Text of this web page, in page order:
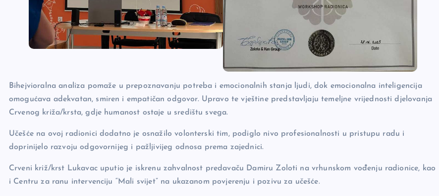
Bihejvioralna analiza pomaže u prepoznavanju potreba i emocionalnih stanja ljudi, dok emocionalna inteligencija
omogućava adekvatan, smiren i empatičan odgovor. Upravo te vještine predstavljaju temeljne vrijednosti djelovanja
Crvenog križa/krsta, gdje humanost ostaje u središtu svega.
Učešće na ovoj radionici dodatno je osnažilo volonterski tim, podiglo nivo profesionalnosti u pristupu radu i
doprinijelo razvoju odgovornijeg i pažljivijeg odnosa prema zajednici.
Crveni križ/krst Lukavac uputio je iskrenu zahvalnost predavaču Damiru Zoloti na vrhunskom vođenju radionice, kao
i Centru za ranu intervenciju “Mali svijet” na ukazanom povjerenju i pozivu za učešće.